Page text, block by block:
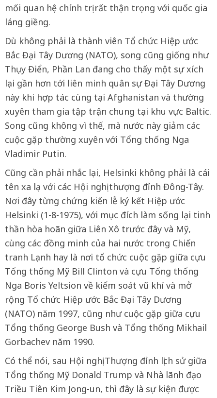
mối quan hệ chính trị rất thận trọng với quốc gia
láng giềng.
Dù không phải là thành viên Tổ chức Hiệp ước
Bắc Đại Tây Dương (NATO), song cũng giống như
Thụy Điển, Phần Lan đang cho thấy một sự xích
lại gần hơn tới liên minh quân sự Đại Tây Dương
này khi hợp tác cùng tại Afghanistan và thường
xuyên tham gia tập trận chung tại khu vực Baltic.
Song cũng không vì thế, mà nước này giảm các
cuộc gặp thường xuyên với Tổng thống Nga
Vladimir Putin.
Cũng cần phải nhắc lại, Helsinki không phải là cái
tên xa lạ với các Hội nghị thượng đỉnh Đông-Tây.
Nơi đây từng chứng kiến lễ ký kết Hiệp ước
Helsinki (1-8-1975), với mục đích làm sống lại tinh
thần hòa hoãn giữa Liên Xô trước đây và Mỹ,
cùng các đồng minh của hai nước trong Chiến
tranh Lạnh hay là nơi tổ chức cuộc gặp giữa cựu
Tổng thống Mỹ Bill Clinton và cựu Tổng thống
Nga Boris Yeltsion về kiểm soát vũ khí và mở
rộng Tổ chức Hiệp ước Bắc Đại Tây Dương
(NATO) năm 1997, cũng như cuộc gặp giữa cựu
Tổng thống George Bush và Tổng thống Mikhail
Gorbachev năm 1990.
Có thể nói, sau Hội nghị Thượng đỉnh lịch sử giữa
Tổng thống Mỹ Donald Trump và Nhà lãnh đạo
Triều Tiên Kim Jong-un, thì đây là sự kiện được